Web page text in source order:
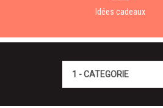
Idées cadeaux